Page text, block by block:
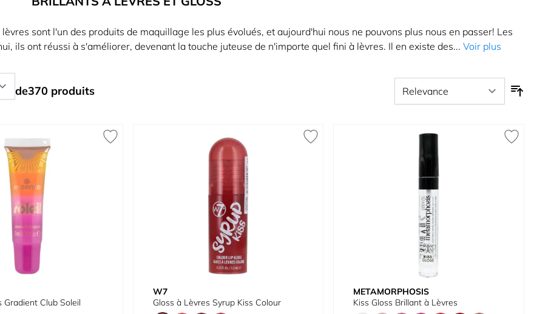
sont l'un des produits de maquillage les plus évolués, et aujourd'hui nous ne pouvons plus nous en passer! Les
ils ont réussi à s'améliorer, devenant la touche juteuse de n'importe quel fini à lèvres. Il en existe des... Voir plus
de370 produits
Gradient Club Soleil
W7
Gloss à Lèvres Syrup Kiss Colour
METAMORPHOSIS
Kiss Gloss Brillant à Lèvres